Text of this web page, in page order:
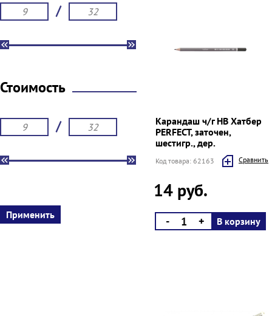
/
Стоимость
/
Карандаш ч/г HB Хатбер
PERFECT, заточен,
шестигр., дер.
Код товара: 62163 Cравнить
14 руб.
- + В корзину